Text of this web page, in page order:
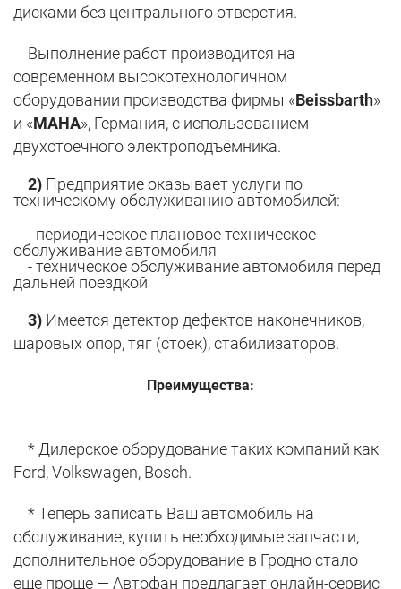
дисками без центрального отверстия.
Выполнение работ производится на
современном высокотехнологичном
оборудовании производства фирмы «Beissbarth»
и «МАНА», Германия, с использованием
двухстоечного электроподъёмника.
2) Предприятие оказывает услуги по
техническому обслуживанию автомобилей:
- периодическое плановое техническое
обслуживание автомобиля
- техническое обслуживание автомобиля перед
дальней поездкой
3) Имеется детектор дефектов наконечников,
шаровых опор, тяг (стоек), стабилизаторов.
Преимущества:
* Дилерское оборудование таких компаний как
Ford, Volkswagen, Bosch.
* Теперь записать Ваш автомобиль на
обслуживание, купить необходимые запчасти,
дополнительное оборудование в Гродно стало
еще проще — Автофан предлагает онлайн-сервис